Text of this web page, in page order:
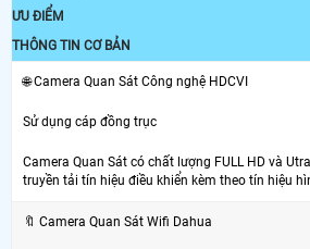
ƯU ĐIỂM
THÔNG TIN CƠ BẢN
🌐 Camera Quan Sát Công nghệ HDCVI
Sử dụng cáp đồng trục
Camera Quan Sát có chất lượng FULL HD và
truyền tải tín hiệu điều khiển kèm theo tín hiệu
🔖 Camera Quan Sát Wifi Dahua